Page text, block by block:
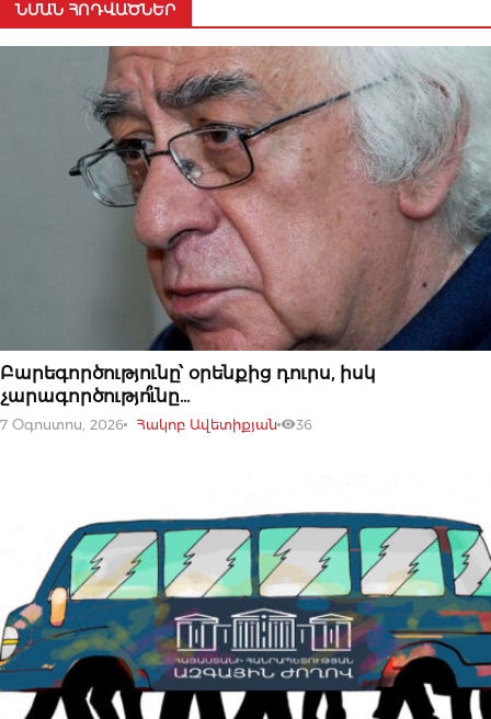
ՆՄԱՆ ՀՈԴՎԱԾՆԵՐ
07 ՕԳՈՍՏՈՍԻ, 2026
Բարեգործությունը՝ օրենքից դուրս, իսկ
չարագործությո՞ւնը…
7 Օգոստոս, 2026 Հակոբ Ավետիքյան 36